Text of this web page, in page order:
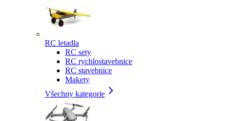
RC letadla
RC sety
RC rychlostavebnice
RC stavebnice
Makety
Všechny kategorie